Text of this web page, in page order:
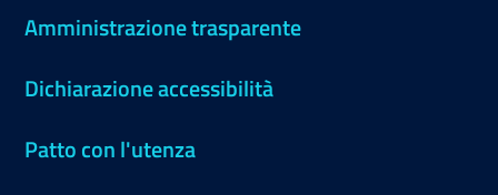
Amministrazione trasparente
Dichiarazione accessibilità
Patto con l'utenza